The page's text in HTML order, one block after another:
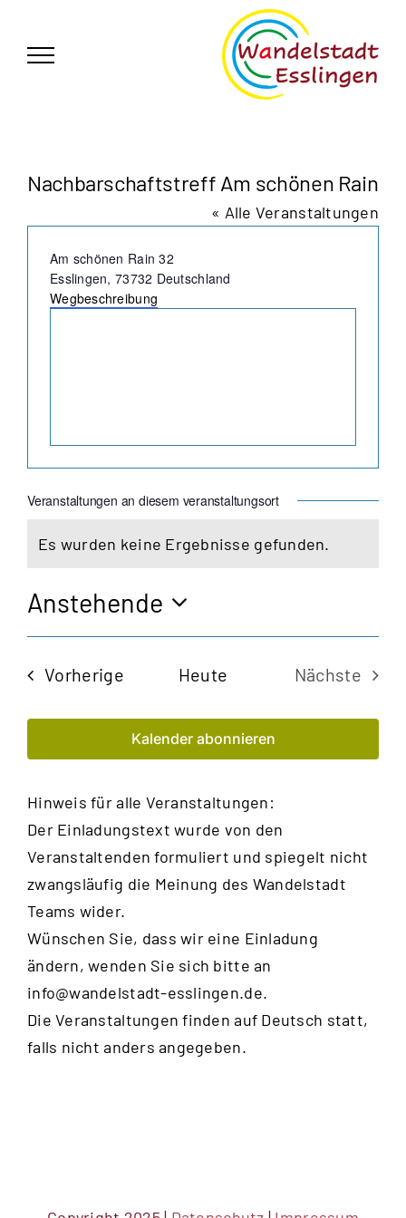
springen
Nachbarschaftstreff Am schönen Rain
« Alle Veranstaltungen
Adresse
Am schönen Rain 32
Esslingen, 73732 Deutschland
Wegbeschreibung
Veranstaltungen an diesem veranstaltungsort
Hinweis
Es wurden keine Ergebnisse gefunden.
Anstehende
Datum
VorherigeVeranstaltungen
Heute
Nächste
Kalender abonnieren
Hinweis für alle Veranstaltungen:
Der Einladungstext wurde von den
Veranstaltenden formuliert und spiegelt nicht
zwangsläufig die Meinung des Wandelstadt
Teams wider.
Wünschen Sie, dass wir eine Einladung
ändern, wenden Sie sich bitte an
info@wandelstadt-esslingen.de.
Die Veranstaltungen finden auf Deutsch statt,
falls nicht anders angegeben.